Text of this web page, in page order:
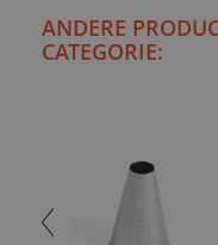
ANDERE
CATEGORIE: